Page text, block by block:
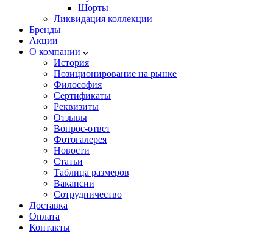
Шорты
Ликвидация коллекции
Бренды
Акции
О компании
История
Позиционирование на рынке
Философия
Сертификаты
Реквизиты
Отзывы
Вопрос-ответ
Фотогалерея
Новости
Статьи
Таблица размеров
Вакансии
Сотрудничество
Доставка
Оплата
Контакты